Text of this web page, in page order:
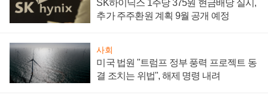
SK하이닉스 1주당 375원 현금배당 실시,
추가 주주환원 계획 9월 공개 예정
사회
미국 법원 "트럼프 정부 풍력 프로젝트 동
결 조치는 위법", 해제 명령 내려